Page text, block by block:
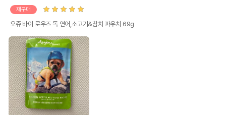
재구매
오쥬 바이 로우즈 독 연어,소고기&참치 파우치 69g